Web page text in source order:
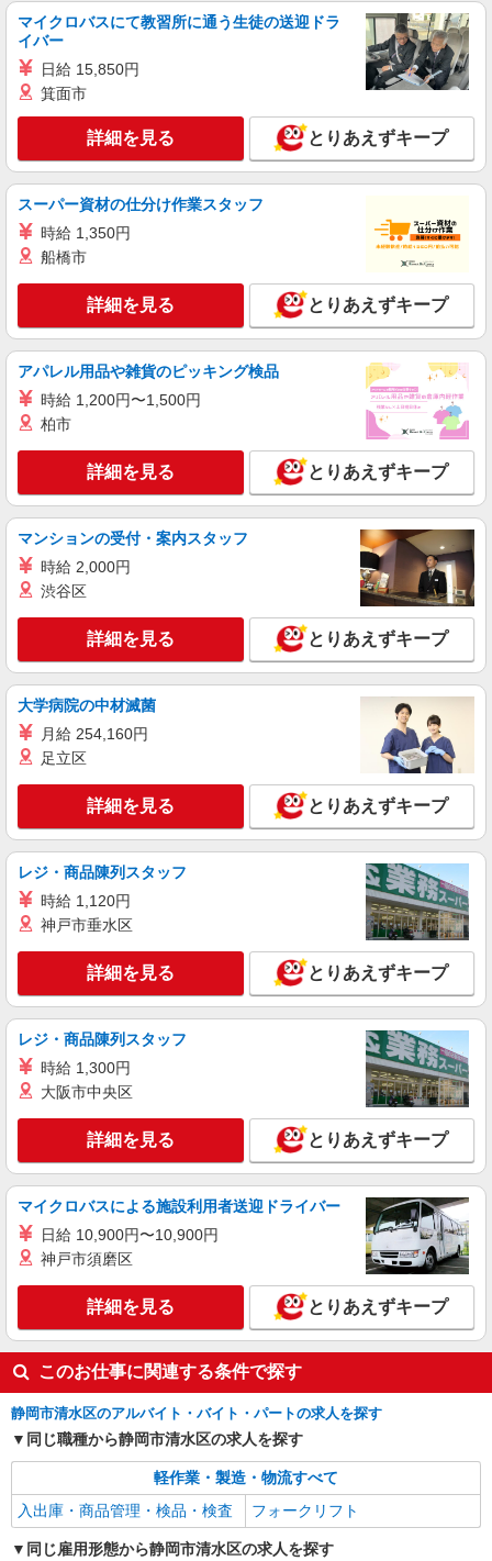
派遣社員
株式会社綜合キャリアオプション（1314VJ0805G47★57-N-T4）
エアコンフィルター部品の検品梱包/日払いOK
時給1,210円 交通費：既定支給
静岡県静岡市清水区
キープ
派遣社員
株式会社テクノ・サービス/お仕事No/0911183
フォークリフト作業
時給1400円交通費全額支給
静岡県静岡市清水区 ＊車・バイク通勤OK
キープ 詳細を見る
株式会社綜合キャリアオプション（1314VJ0805G47★27-N-T4）
ペットボトル製品のリフト運搬/日払いOK
時給1,240円 交通費：既定支給
静岡県静岡市清水区
詳細を見る
株式会社日本ワークプレイス/Shizuoka199
【静岡県静岡市清水区】カウンターフォークで
のアルミ製品等の積み込み・格納作業/時給
1600円/日勤/土日休み
静岡県静岡市清水区蒲原 車・バイク・自転車
通勤可（無料駐車場有 ※敷地内徒歩1分） 面接地
について：静岡県内の担当が面接を実施いたしま
す。
キープ 詳細を見る
派遣社員
株式会社アイエーイー
時給1,223円 交通費規定支給（上限あり） 1日
の交通費上限＝79円×所定労働時間 月末締/翌15日
払 静岡県静岡市清水区七ツ新屋
キープ 詳細を見る
マイクロバスにて教習所に通う生徒の送迎ドラ
イバー
日給 15,850円
箕面市
詳細を見る とりあえずキープ
スーパー資材の仕分け作業スタッフ
時給 1,350円
船橋市
詳細を見る とりあえずキープ
アパレル用品や雑貨のピッキング検品
時給 1,200円〜1,500円
柏市
詳細を見る とりあえずキープ
マンションの受付・案内スタッフ
時給 2,000円
渋谷区
詳細を見る とりあえずキープ
大学病院の中材滅菌
月給 254,160円
足立区
詳細を見る とりあえずキープ
レジ・商品陳列スタッフ
時給 1,120円
神戸市垂水区
詳細を見る とりあえずキープ
レジ・商品陳列スタッフ
時給 1,300円
大阪市中央区
詳細を見る とりあえずキープ
マイクロバスによる施設利用者送迎ドライバー
日給 10,900円〜10,900円
神戸市須磨区
詳細を見る とりあえずキープ
このお仕事に関連する条件で探す
静岡市清水区のアルバイト・バイト・パートの求人を探す
同じ職種から静岡市清水区の求人を探す
軽作業・製造・物流すべて
入出庫・商品管理・検品・検査
フォークリフト
同じ雇用形態から静岡市清水区の求人を探す